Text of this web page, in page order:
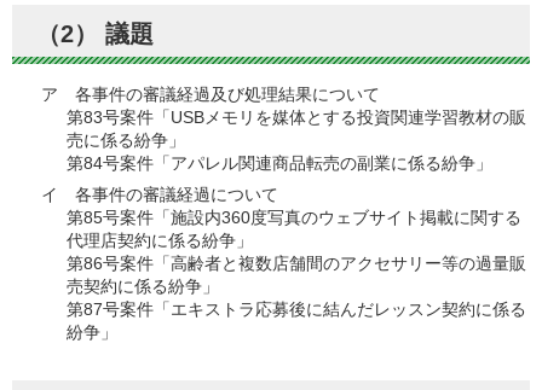
（2） 議題
ア 各事件の審議経過及び処理結果について
第83号案件「USBメモリを媒体とする投資関連学習教材の販
売に係る紛争」
第84号案件「アパレル関連商品転売の副業に係る紛争」
イ 各事件の審議経過について
第85号案件「施設内360度写真のウェブサイト掲載に関する
代理店契約に係る紛争」
第86号案件「高齢者と複数店舗間のアクセサリー等の過量販
売契約に係る紛争」
第87号案件「エキストラ応募後に結んだレッスン契約に係る
紛争」